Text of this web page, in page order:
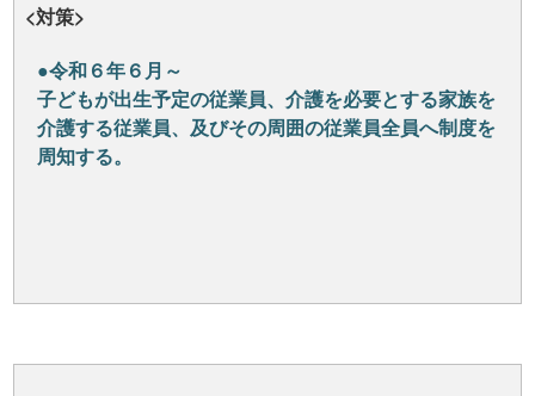
<対策>
●令和６年６月～
子どもが出生予定の従業員、介護を必要とする家族を
介護する従業員、及びその周囲の従業員全員へ制度を
周知する。